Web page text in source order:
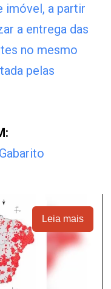
imóvel, a partir
a entrega das
no mesmo
pelas
Leia mais